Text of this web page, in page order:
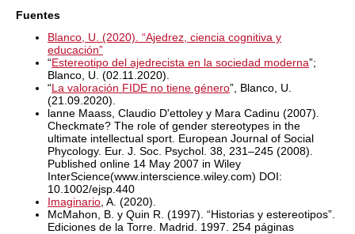
Fuentes
Blanco, U. (2020). “Ajedrez, ciencia cognitiva y
educación”
“Estereotipo del ajedrecista en la sociedad moderna”;
Blanco, U. (02.11.2020).
“La valoración FIDE no tiene género”, Blanco, U.
(21.09.2020).
lanne Maass, Claudio D'ettoley y Mara Cadinu (2007).
Checkmate? The role of gender stereotypes in the
ultimate intellectual sport. European Journal of Social
Phycology. Eur. J. Soc. Psychol. 38, 231–245 (2008).
Published online 14 May 2007 in Wiley
InterScience(www.interscience.wiley.com) DOI:
10.1002/ejsp.440
Imaginario , A. (2020).
McMahon, B. y Quin R. (1997). “Historias y estereotipos”.
Ediciones de la Torre. Madrid. 1997. 254 páginas